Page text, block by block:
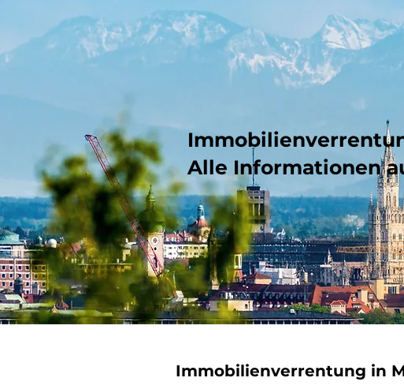
Alle Informationen
Immobilienverrentung in